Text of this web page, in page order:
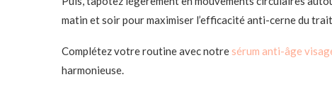
matin et soir pour maximiser l’efficacité anti-cerne du
Complétez votre routine avec notresérum anti-âge
harmonieuse.